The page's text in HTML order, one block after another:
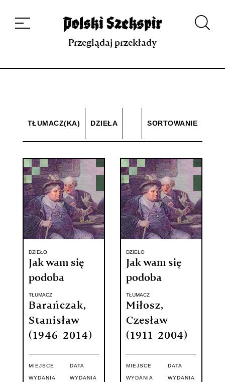
projekcie
Kontakt Indeks strony Aplikacja
Repozytorium XIX w.
Przeglądaj przekłady
TŁUMACZ(KA) DZIEŁA SORTOWANIE
DZIEŁO
Jak wam się
podoba
TŁUMACZ
Barańczak,
Stanisław
(1946-2014)
MIEJSCE
WYDANIA
DATA
WYDANIA
DZIEŁO
Jak wam się
podoba
TŁUMACZ
Miłosz,
Czesław
(1911-2004)
MIEJSCE
WYDANIA
DATA
WYDANIA